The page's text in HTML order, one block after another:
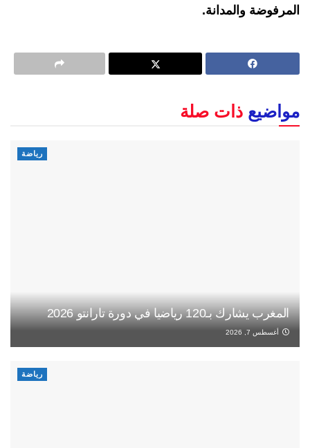
المرفوضة والمدانة.
مواضيع ذات صلة
رياضة
المغرب يشارك بـ120 رياضيا في دورة تارانتو 2026
أغسطس 7, 2026
رياضة